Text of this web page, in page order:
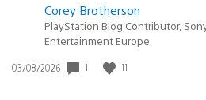
Corey Brotherson
PlayStation Blog Contributor,
Entertainment Europe
Date
03/08/2026 1 11